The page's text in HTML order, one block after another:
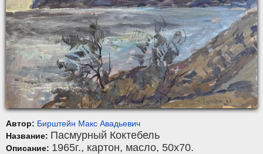
Автор: Бирштейн Макс Авадьевич
Название: Пасмурный Коктебель
Описание: 1965г., картон, масло, 50x70.